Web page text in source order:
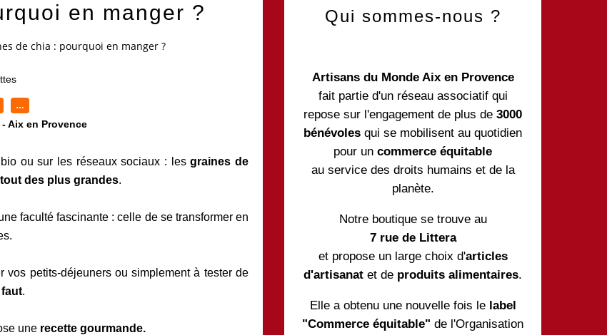
en manger ?
de chia : pourquoi en manger ?
…
Aix en Provence
ou sur les réseaux sociaux : lesgraines de
des plus grandes.
faculté fascinante : celle de se transformer en
petits-déjeuners ou simplement à tester de
.
une recette gourmande.
Qui sommes-nous ?
Artisans du Monde Aix en Provence
fait partie d'un réseau associatif qui
repose sur l'engagement de plus de 3000
bénévoles qui se mobilisent au quotidien
pour un commerce équitable
au service des droits humains et de la
planète.
Notre boutique se trouve au
7 rue de Littera
et propose un large choix d'articles
d'artisanat et de produits alimentaires.
Elle a obtenu une nouvelle fois lelabel
"Commerce équitable" de l'Organisation